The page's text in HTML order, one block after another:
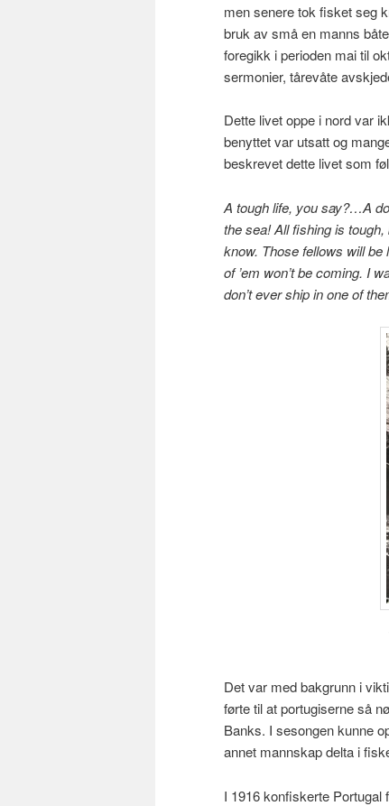
men senere tok fisket seg
bruk av små en manns
foregikk i perioden mai til
sermonier, tårevåte
Dette livet oppe i nord var
benyttet var utsatt og
beskrevet dette livet som
A tough life, you say?…A
the sea! All fishing is
know. Those fellows will
of ’em won’t be coming. I
don’t ever ship in one of
Det var med bakgrunn i
førte til at portugiserne så
Banks. I sesongen kunne
annet mannskap delta i
I 1916 konfiskerte